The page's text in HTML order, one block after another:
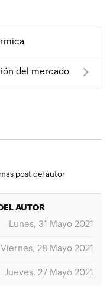
del mercado
post del autor
AUTOR
Lunes, 31 Mayo 2021
Viernes, 28 Mayo 2021
Jueves, 27 Mayo 2021